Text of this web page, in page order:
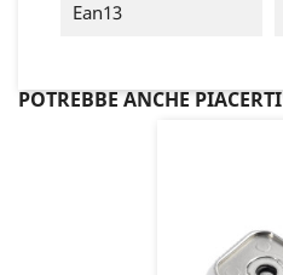
Ean13
POTREBBE ANCHE PIACERTI